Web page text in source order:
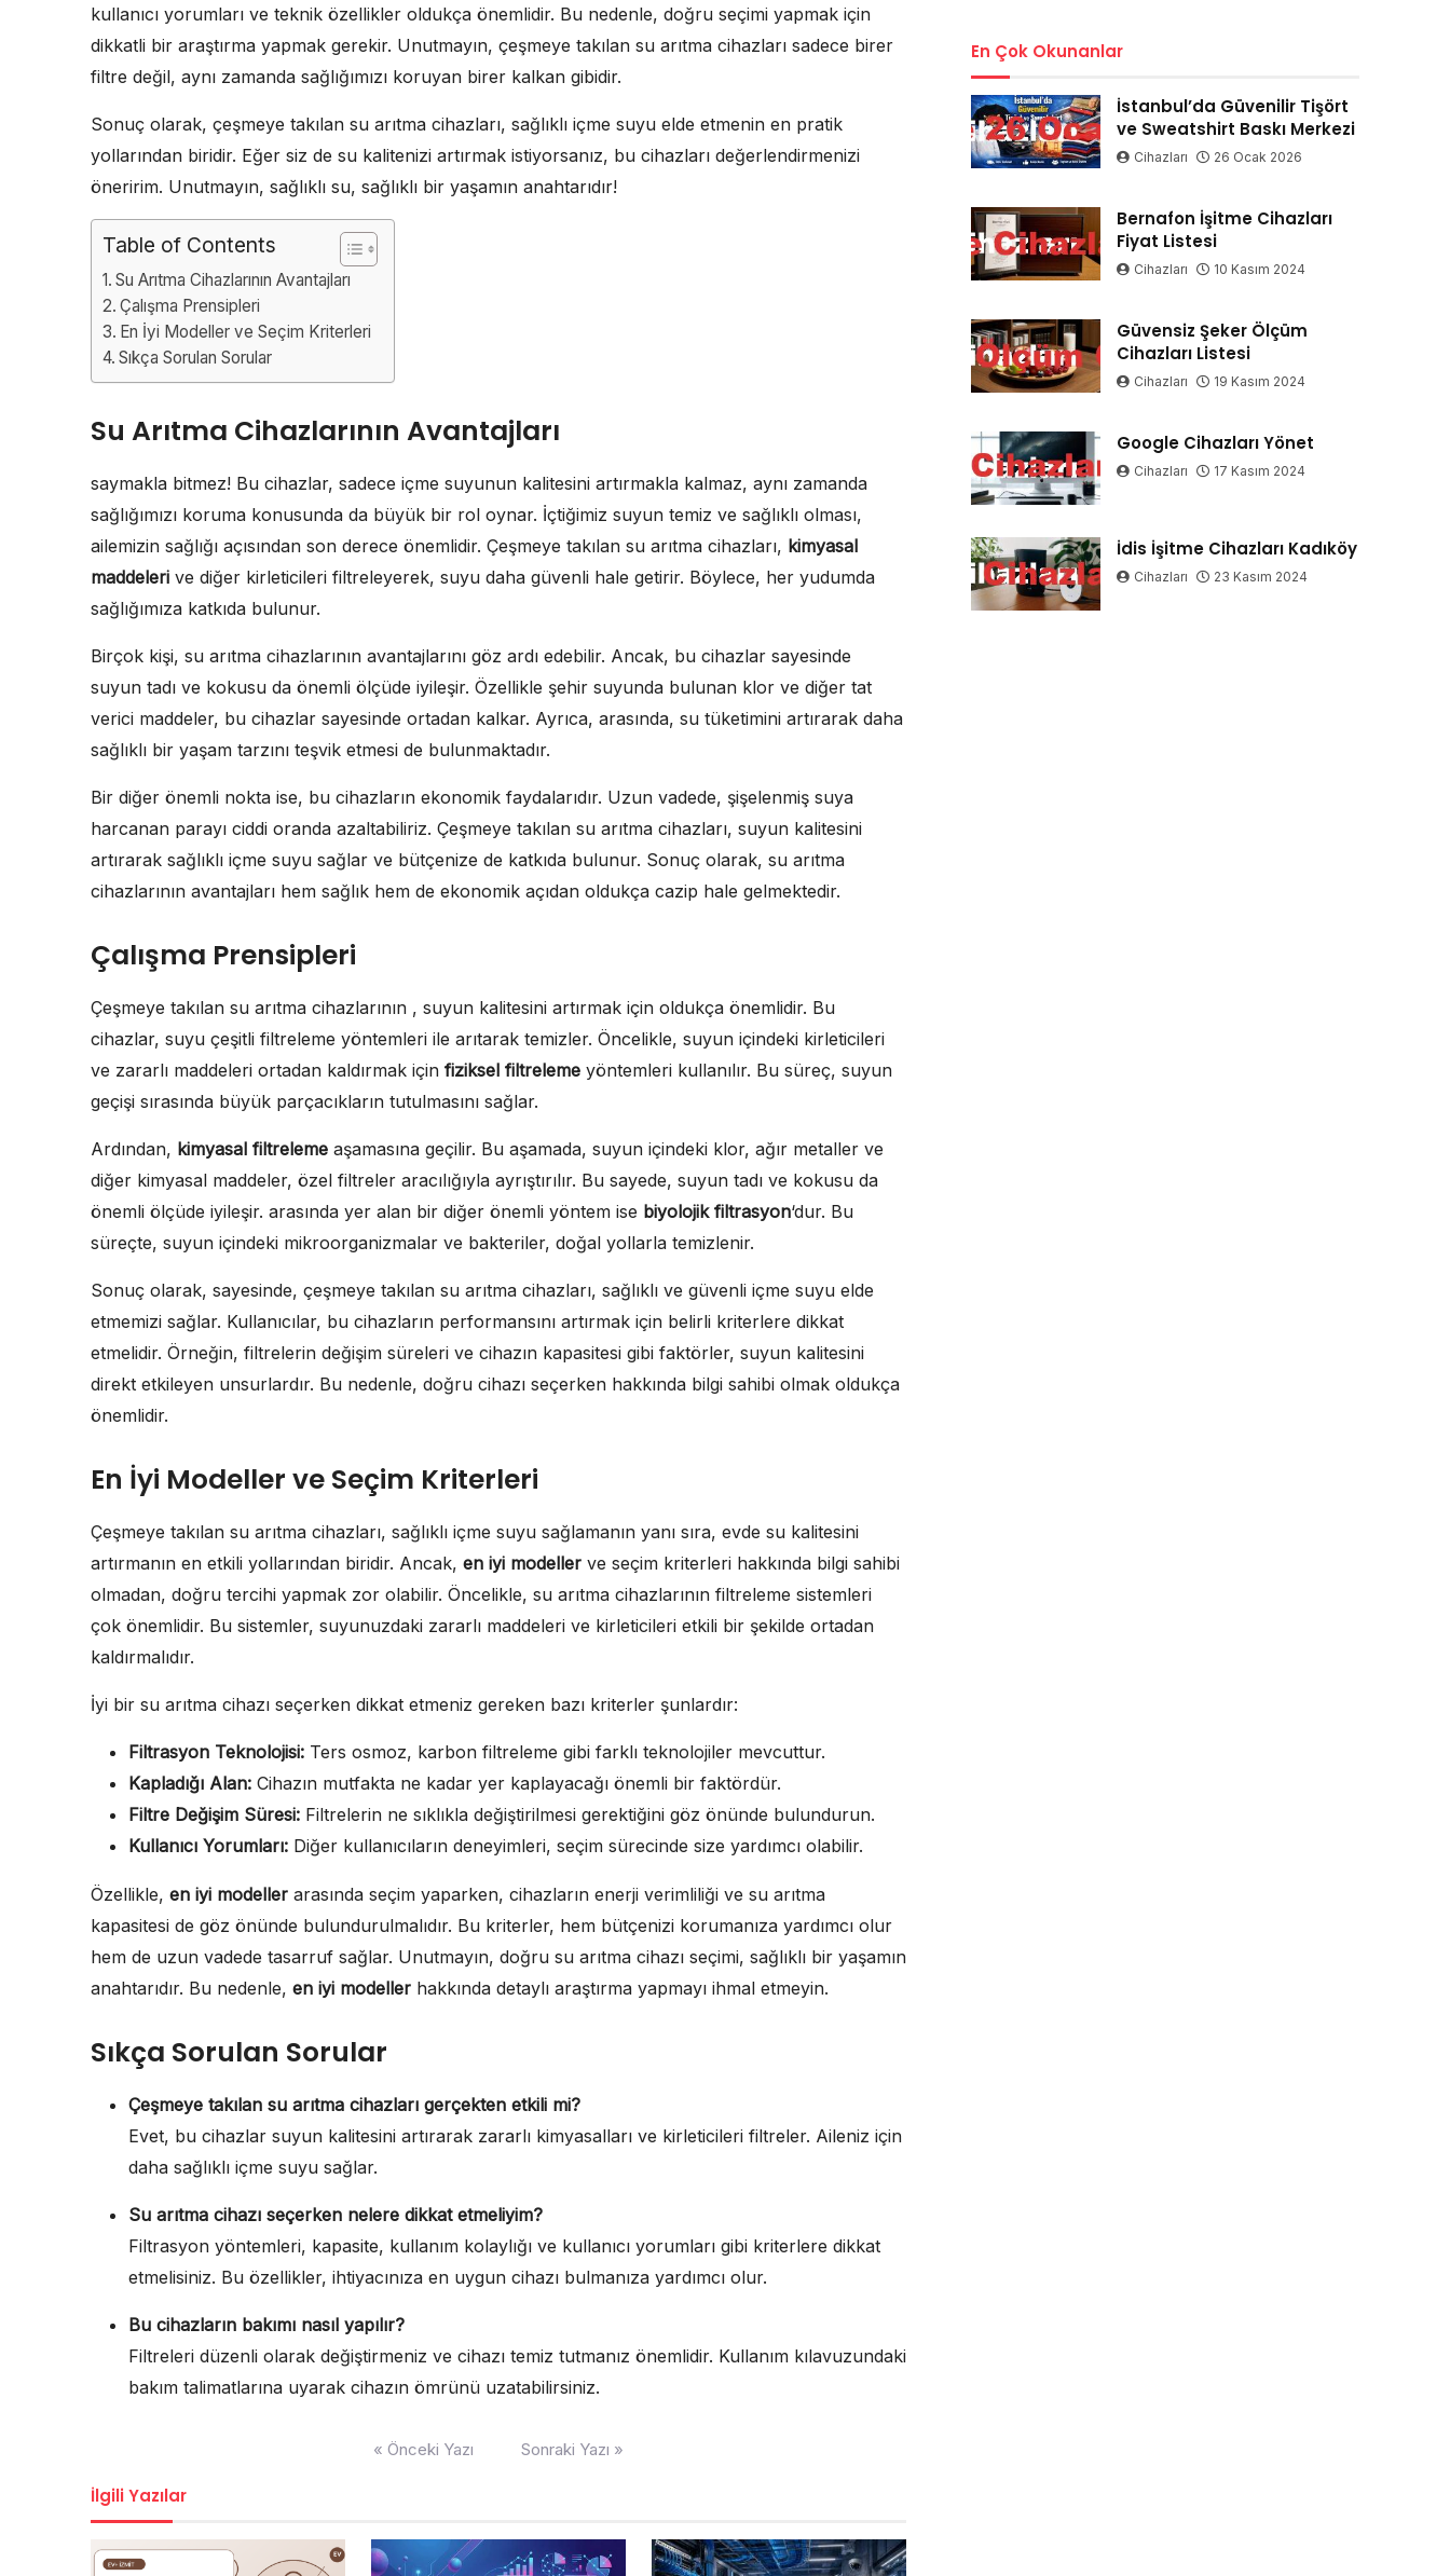
kullanıcı yorumları ve teknik özellikler oldukça önemlidir. Bu nedenle, doğru seçimi yapmak için
dikkatli bir araştırma yapmak gerekir. Unutmayın, çeşmeye takılan su arıtma cihazları sadece birer
filtre değil, aynı zamanda sağlığımızı koruyan birer kalkan gibidir.
Sonuç olarak, çeşmeye takılan su arıtma cihazları, sağlıklı içme suyu elde etmenin en pratik
yollarından biridir. Eğer siz de su kalitenizi artırmak istiyorsanız, bu cihazları değerlendirmenizi
öneririm. Unutmayın, sağlıklı su, sağlıklı bir yaşamın anahtarıdır!
Table of Contents
Su Arıtma Cihazlarının Avantajları
Çalışma Prensipleri
En İyi Modeller ve Seçim Kriterleri
Sıkça Sorulan Sorular
Su Arıtma Cihazlarının Avantajları
saymakla bitmez! Bu cihazlar, sadece içme suyunun kalitesini artırmakla kalmaz, aynı zamanda
sağlığımızı koruma konusunda da büyük bir rol oynar. İçtiğimiz suyun temiz ve sağlıklı olması,
ailemizin sağlığı açısından son derece önemlidir. Çeşmeye takılan su arıtma cihazları, kimyasal
maddeleri ve diğer kirleticileri filtreleyerek, suyu daha güvenli hale getirir. Böylece, her yudumda
sağlığımıza katkıda bulunur.
Birçok kişi, su arıtma cihazlarının avantajlarını göz ardı edebilir. Ancak, bu cihazlar sayesinde
suyun tadı ve kokusu da önemli ölçüde iyileşir. Özellikle şehir suyunda bulunan klor ve diğer tat
verici maddeler, bu cihazlar sayesinde ortadan kalkar. Ayrıca, arasında, su tüketimini artırarak daha
sağlıklı bir yaşam tarzını teşvik etmesi de bulunmaktadır.
Bir diğer önemli nokta ise, bu cihazların ekonomik faydalarıdır. Uzun vadede, şişelenmiş suya
harcanan parayı ciddi oranda azaltabiliriz. Çeşmeye takılan su arıtma cihazları, suyun kalitesini
artırarak sağlıklı içme suyu sağlar ve bütçenize de katkıda bulunur. Sonuç olarak, su arıtma
cihazlarının avantajları hem sağlık hem de ekonomik açıdan oldukça cazip hale gelmektedir.
Çalışma Prensipleri
Çeşmeye takılan su arıtma cihazlarının , suyun kalitesini artırmak için oldukça önemlidir. Bu
cihazlar, suyu çeşitli filtreleme yöntemleri ile arıtarak temizler. Öncelikle, suyun içindeki kirleticileri
ve zararlı maddeleri ortadan kaldırmak için fiziksel filtreleme yöntemleri kullanılır. Bu süreç, suyun
geçişi sırasında büyük parçacıkların tutulmasını sağlar.
Ardından, kimyasal filtreleme aşamasına geçilir. Bu aşamada, suyun içindeki klor, ağır metaller ve
diğer kimyasal maddeler, özel filtreler aracılığıyla ayrıştırılır. Bu sayede, suyun tadı ve kokusu da
önemli ölçüde iyileşir. arasında yer alan bir diğer önemli yöntem ise biyolojik filtrasyon‘dur. Bu
süreçte, suyun içindeki mikroorganizmalar ve bakteriler, doğal yollarla temizlenir.
Sonuç olarak, sayesinde, çeşmeye takılan su arıtma cihazları, sağlıklı ve güvenli içme suyu elde
etmemizi sağlar. Kullanıcılar, bu cihazların performansını artırmak için belirli kriterlere dikkat
etmelidir. Örneğin, filtrelerin değişim süreleri ve cihazın kapasitesi gibi faktörler, suyun kalitesini
direkt etkileyen unsurlardır. Bu nedenle, doğru cihazı seçerken hakkında bilgi sahibi olmak oldukça
önemlidir.
En İyi Modeller ve Seçim Kriterleri
Çeşmeye takılan su arıtma cihazları, sağlıklı içme suyu sağlamanın yanı sıra, evde su kalitesini
artırmanın en etkili yollarından biridir. Ancak, en iyi modeller ve seçim kriterleri hakkında bilgi sahibi
olmadan, doğru tercihi yapmak zor olabilir. Öncelikle, su arıtma cihazlarının filtreleme sistemleri
çok önemlidir. Bu sistemler, suyunuzdaki zararlı maddeleri ve kirleticileri etkili bir şekilde ortadan
kaldırmalıdır.
İyi bir su arıtma cihazı seçerken dikkat etmeniz gereken bazı kriterler şunlardır:
Filtrasyon Teknolojisi: Ters osmoz, karbon filtreleme gibi farklı teknolojiler mevcuttur.
Kapladığı Alan: Cihazın mutfakta ne kadar yer kaplayacağı önemli bir faktördür.
Filtre Değişim Süresi: Filtrelerin ne sıklıkla değiştirilmesi gerektiğini göz önünde bulundurun.
Kullanıcı Yorumları: Diğer kullanıcıların deneyimleri, seçim sürecinde size yardımcı olabilir.
Özellikle, en iyi modeller arasında seçim yaparken, cihazların enerji verimliliği ve su arıtma
kapasitesi de göz önünde bulundurulmalıdır. Bu kriterler, hem bütçenizi korumanıza yardımcı olur
hem de uzun vadede tasarruf sağlar. Unutmayın, doğru su arıtma cihazı seçimi, sağlıklı bir yaşamın
anahtarıdır. Bu nedenle, en iyi modeller hakkında detaylı araştırma yapmayı ihmal etmeyin.
Sıkça Sorulan Sorular
Çeşmeye takılan su arıtma cihazları gerçekten etkili mi?
Evet, bu cihazlar suyun kalitesini artırarak zararlı kimyasalları ve kirleticileri filtreler. Aileniz için
daha sağlıklı içme suyu sağlar.
Su arıtma cihazı seçerken nelere dikkat etmeliyim?
Filtrasyon yöntemleri, kapasite, kullanım kolaylığı ve kullanıcı yorumları gibi kriterlere dikkat
etmelisiniz. Bu özellikler, ihtiyacınıza en uygun cihazı bulmanıza yardımcı olur.
Bu cihazların bakımı nasıl yapılır?
Filtreleri düzenli olarak değiştirmeniz ve cihazı temiz tutmanız önemlidir. Kullanım kılavuzundaki
bakım talimatlarına uyarak cihazın ömrünü uzatabilirsiniz.
« Önceki Yazı Sonraki Yazı »
İlgili Yazılar
En Çok Okunanlar
İstanbul’da Güvenilir Tişört
ve Sweatshirt Baskı Merkezi
Cihazları 26 Ocak 2026
Bernafon İşitme Cihazları
Fiyat Listesi
Cihazları 10 Kasım 2024
Güvensiz Şeker Ölçüm
Cihazları Listesi
Cihazları 19 Kasım 2024
Google Cihazları Yönet
Cihazları 17 Kasım 2024
İdis İşitme Cihazları Kadıköy
Cihazları 23 Kasım 2024